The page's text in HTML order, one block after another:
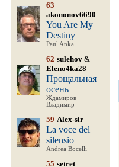
63
akononov6690
You Are My
Destiny
Paul Anka
62 sulehov &
Eleno4ka28
Прощальная
осень
Ждамиров
Владимир
59 Alex-sir
La voce del
silensio
Andrea Bocelli
55 setret